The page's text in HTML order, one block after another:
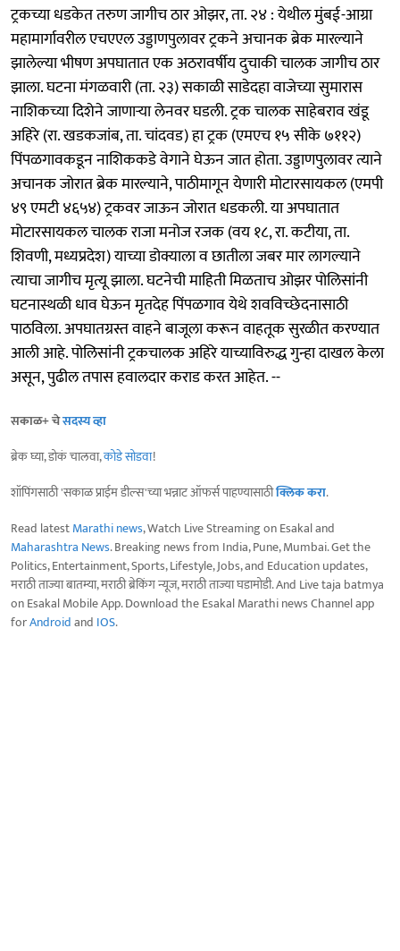
ट्रकच्या धडकेत तरुण जागीच ठार ओझर, ता. २४ : येथील मुंबई-आग्रा
महामार्गावरील एचएएल उड्डाणपुलावर ट्रकने अचानक ब्रेक मारल्याने
झालेल्या भीषण अपघातात एक अठरावर्षीय दुचाकी चालक जागीच ठार
झाला. घटना मंगळवारी (ता. २३) सकाळी साडेदहा वाजेच्या सुमारास
नाशिकच्या दिशेने जाणाऱ्या लेनवर घडली. ट्रक चालक साहेबराव खंडू
अहिरे (रा. खडकजांब, ता. चांदवड) हा ट्रक (एमएच १५ सीके ७११२)
पिंपळगावकडून नाशिककडे वेगाने घेऊन जात होता. उड्डाणपुलावर त्याने
अचानक जोरात ब्रेक मारल्याने, पाठीमागून येणारी मोटारसायकल (एमपी
४९ एमटी ४६५४) ट्रकवर जाऊन जोरात धडकली. या अपघातात
मोटारसायकल चालक राजा मनोज रजक (वय १८, रा. कटीया, ता.
शिवणी, मध्यप्रदेश) याच्या डोक्याला व छातीला जबर मार लागल्याने
त्याचा जागीच मृत्यू झाला. घटनेची माहिती मिळताच ओझर पोलिसांनी
घटनास्थळी धाव घेऊन मृतदेह पिंपळगाव येथे शवविच्छेदनासाठी
पाठविला. अपघातग्रस्त वाहने बाजूला करून वाहतूक सुरळीत करण्यात
आली आहे. पोलिसांनी ट्रकचालक अहिरे याच्याविरुद्ध गुन्हा दाखल केला
असून, पुढील तपास हवालदार कराड करत आहेत. --
सकाळ+ चेसदस्य व्हा
ब्रेक घ्या, डोकं चालवा,कोडे सोडवा!
शॉपिंगसाठी 'सकाळ प्राईम डील्स'च्या भन्नाट ऑफर्स पाहण्यासाठीक्लिक करा.
Read latestMarathi news, Watch Live Streaming on Esakal and
Maharashtra News. Breaking news from India, Pune, Mumbai. Get the
Politics, Entertainment, Sports, Lifestyle, Jobs, and Education updates,
मराठी ताज्या बातम्या, मराठी ब्रेकिंग न्यूज, मराठी ताज्या घडामोडी. And Live taja batmya
on Esakal Mobile App. Download the Esakal Marathi news Channel app
forAndroidand IOS.